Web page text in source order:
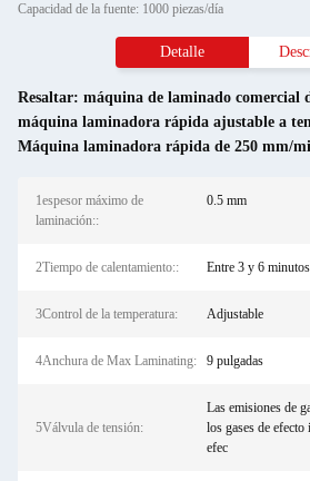
Capacidad de la fuente: 1000 piezas/día
Detalle
Resaltar: máquina de laminado comercial
máquina laminadora rápida ajustable a
Máquina laminadora rápida de 250 mm/
1espesor máximo de
laminación::
0.5 mm
2Tiempo de calentamiento:: Entre 3 y 6 minutos
3Control de la temperatura: Adjustable
4Anchura de Max Laminating: 9 pulgadas
5Válvula de tensión:
Las emisiones de
los gases de efecto
efec